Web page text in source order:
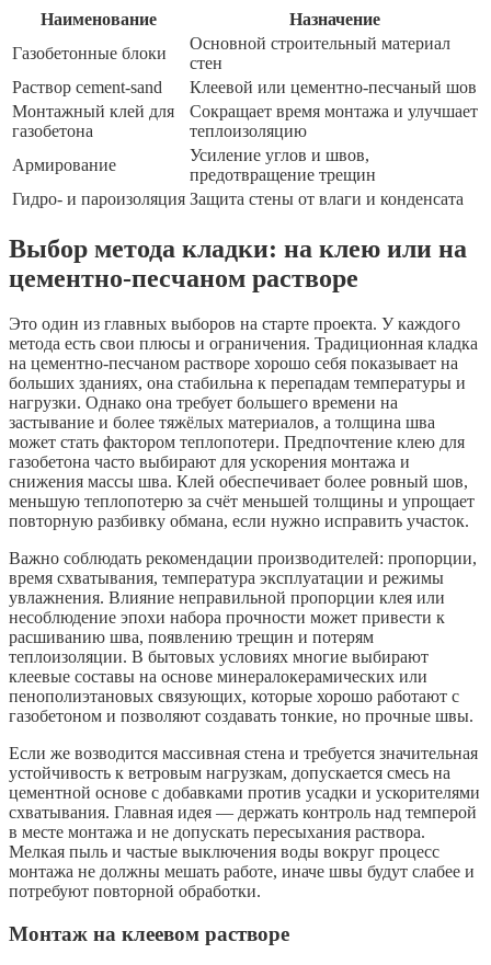
Наименование
Назначение
Газобетонные блоки
Основной строительный материал
стен
Раствор cement-sand
Клеевой или цементно-песчаный шов
Монтажный клей для
газобетона
Сокращает время монтажа и улучшает
теплоизоляцию
Армирование
Усиление углов и швов,
предотвращение трещин
Гидро- и пароизоляция Защита стены от влаги и конденсата
Выбор метода кладки: на клею или на
цементно-песчаном растворе
Это один из главных выборов на старте проекта. У каждого
метода есть свои плюсы и ограничения. Традиционная кладка
на цементно-песчаном растворе хорошо себя показывает на
больших зданиях, она стабильна к перепадам температуры и
нагрузки. Однако она требует большего времени на
застывание и более тяжёлых материалов, а толщина шва
может стать фактором теплопотери. Предпочтение клею для
газобетона часто выбирают для ускорения монтажа и
снижения массы шва. Клей обеспечивает более ровный шов,
меньшую теплопотерю за счёт меньшей толщины и упрощает
повторную разбивку обмана, если нужно исправить участок.
Важно соблюдать рекомендации производителей: пропорции,
время схватывания, температура эксплуатации и режимы
увлажнения. Влияние неправильной пропорции клея или
несоблюдение эпохи набора прочности может привести к
расшиванию шва, появлению трещин и потерям
теплоизоляции. В бытовых условиях многие выбирают
клеевые составы на основе минералокерамических или
пенополиэтановых связующих, которые хорошо работают с
газобетоном и позволяют создавать тонкие, но прочные швы.
Если же возводится массивная стена и требуется значительная
устойчивость к ветровым нагрузкам, допускается смесь на
цементной основе с добавками против усадки и ускорителями
схватывания. Главная идея — держать контроль над темперой
в месте монтажа и не допускать пересыхания раствора.
Мелкая пыль и частые выключения воды вокруг процесс
монтажа не должны мешать работе, иначе швы будут слабее и
потребуют повторной обработки.
Монтаж на клеевом растворе